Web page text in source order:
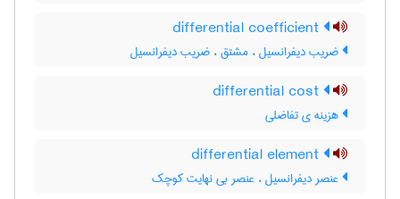
ضریب دیفرانسیل ، مشتق ، ‌ضریب دیفرانسیل
هزینه ی تفاضلی
عنصر دیفرانسیل ، عنصر بی نهایت کوچک